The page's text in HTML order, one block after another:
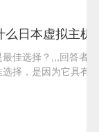
网站安全性：为什么日本虚拟主机是最佳选择
1: 日本虚拟主
出色的网站安